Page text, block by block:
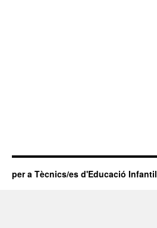
per a Tècnics/es d'Educació Infantil